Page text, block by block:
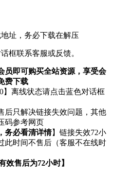
址，务必下载在解压
框联系客服或反馈。
员即可购买全站资源，享受会
费下载
】离线状态请点击蓝色对话框
后只解决链接失效问题，其他
码参考网页
务必看清详情】链接失效72小
此时间不售后（客服不在线时
效售后为72小时】